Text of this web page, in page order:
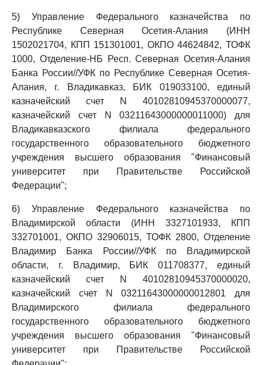
5) Управление Федерального казначейства по
Республике Северная Осетия-Алания (ИНН
1502021704, КПП 151301001, ОКПО 44624842, ТОФК
1000, Отделение-НБ Респ. Северная Осетия-Алания
Банка России//УФК по Республике Северная Осетия-
Алания, г. Владикавказ, БИК 019033100, единый
казначейский счет N 40102810945370000077,
казначейский счет N 03211643000000011000) для
Владикавказского филиала федерального
государственного образовательного бюджетного
учреждения высшего образования "Финансовый
университет при Правительстве Российской
Федерации";
6) Управление Федерального казначейства по
Владимирской области (ИНН 3327101933, КПП
332701001, ОКПО 32906015, ТОФК 2800, Отделение
Владимир Банка России//УФК по Владимирской
области, г. Владимир, БИК 011708377, единый
казначейский счет N 40102810945370000020,
казначейский счет N 03211643000000012801 для
Владимирского филиала федерального
государственного образовательного бюджетного
учреждения высшего образования "Финансовый
университет при Правительстве Российской